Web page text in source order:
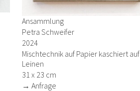
Ansammlung
Petra Schweifer
2024
Mischtechnik auf Papier kaschiert auf
Leinen
31 x 23 cm
→ Anfrage